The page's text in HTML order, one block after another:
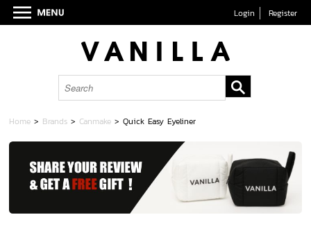
Login Register
Home > Brands > Canmake >Quick Easy Eyeliner